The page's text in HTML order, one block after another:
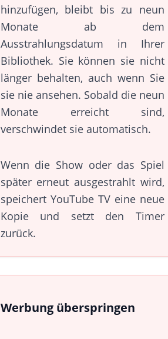
hinzufügen, bleibt bis zu neun
Monate ab dem
Ausstrahlungsdatum in Ihrer
Bibliothek. Sie können sie nicht
länger behalten, auch wenn Sie
sie nie ansehen. Sobald die neun
Monate erreicht sind,
verschwindet sie automatisch.
Wenn die Show oder das Spiel
später erneut ausgestrahlt wird,
speichert YouTube TV eine neue
Kopie und setzt den Timer
zurück.
Werbung überspringen